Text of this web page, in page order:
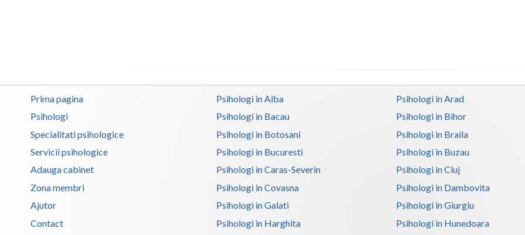
Prima pagina
Psihologi
Specialitati psihologice
Servicii psihologice
Adauga cabinet
Zona membri
Ajutor
Contact
Psihologi in Alba Psihologi in Arad
Psihologi in Bacau
Psihologi in Bihor
Psihologi in Botosani
Psihologi in Braila
Psihologi in Bucuresti
Psihologi in Buzau
Psihologi in Caras-Severin
Psihologi in Cluj
Psihologi in Covasna
Psihologi in Dambovita
Psihologi in Galati
Psihologi in Giurgiu
Psihologi in Harghita
Psihologi in Hunedoara